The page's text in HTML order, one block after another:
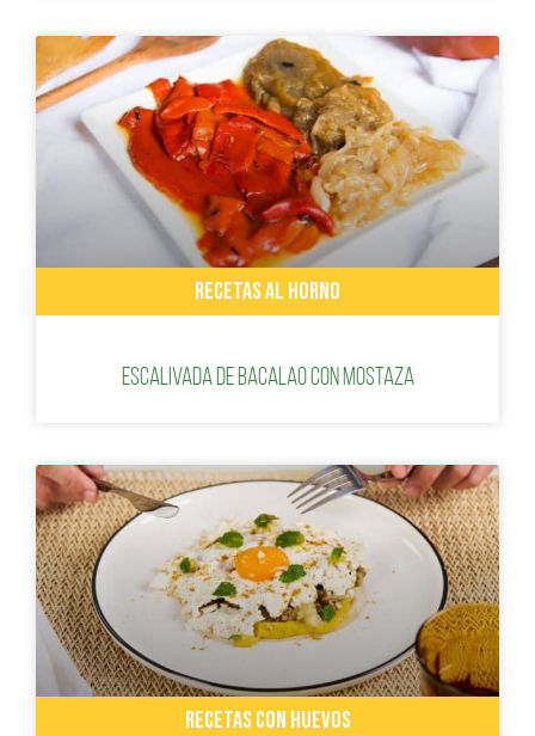
RECETAS AL HORNO
Escalivada de bacalao con mostaza
RECETAS CON HUEVOS